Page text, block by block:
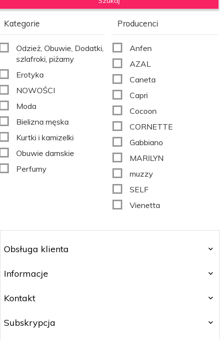
Kategorie
Odzież, Obuwie, Dodatki,
szlafroki, piżamy
Erotyka
NOWOŚCI
Moda
Bielizna męska
Kurtki i kamizelki
Obuwie damskie
Perfumy
Producenci
Anfen
AZAL
Caneta
Capri
Cocoon
CORNETTE
Gabbiano
MARILYN
muzzy
SELF
Vienetta
Obsługa klienta
Informacje
Kontakt
Subskrypcja